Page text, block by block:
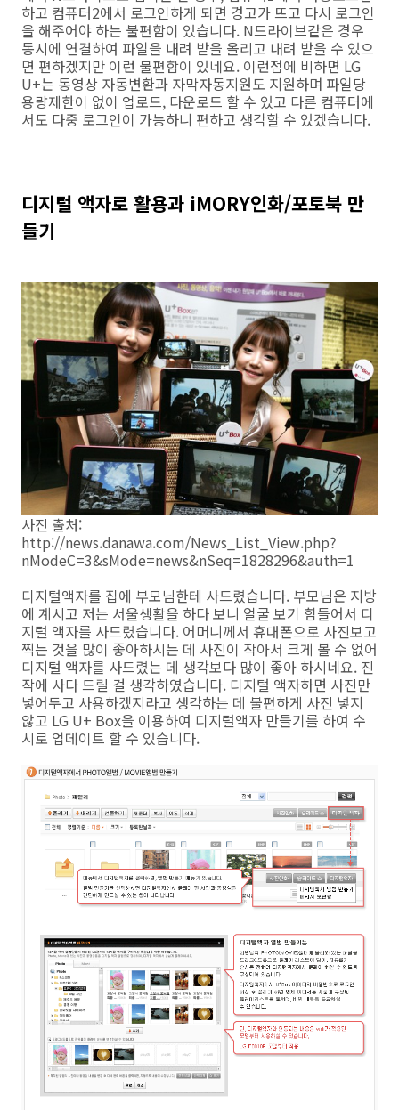
하고 컴퓨터2에서 로그인하게 되면 경고가 뜨고 다시 로그인
을 해주어야 하는 불편함이 있습니다. N드라이브같은 경우
동시에 연결하여 파일을 내려 받을 올리고 내려 받을 수 있으
면 편하겠지만 이런 불편함이 있네요. 이런점에 비하면 LG
U+는 동영상 자동변환과 자막자동지원도 지원하며 파일당
용량제한이 없이 업로드, 다운로드 할 수 있고 다른 컴퓨터에
서도 다중 로그인이 가능하니 편하고 생각할 수 있겠습니다.
디지털 액자로 활용과 iMORY인화/포토북 만
들기
사진 출처:
http://news.danawa.com/News_List_View.php?
nModeC=3&sMode=news&nSeq=1828296&auth=1
디지털액자를 집에 부모님한테 사드렸습니다. 부모님은 지방
에 계시고 저는 서울생활을 하다 보니 얼굴 보기 힘들어서 디
지털 액자를 사드렸습니다. 어머니께서 휴대폰으로 사진보고
찍는 것을 많이 좋아하시는 데 사진이 작아서 크게 볼 수 없어
디지털 액자를 사드렸는 데 생각보다 많이 좋아 하시네요. 진
작에 사다 드릴 걸 생각하였습니다. 디지털 액자하면 사진만
넣어두고 사용하겠지라고 생각하는 데 불편하게 사진 넣지
않고 LG U+ Box을 이용하여 디지털액자 만들기를 하여 수
시로 업데이트 할 수 있습니다.